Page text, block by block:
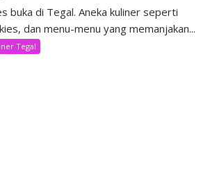
buka di Tegal. Aneka kuliner seperti
dan menu-menu yang memanjakan...
Tegal